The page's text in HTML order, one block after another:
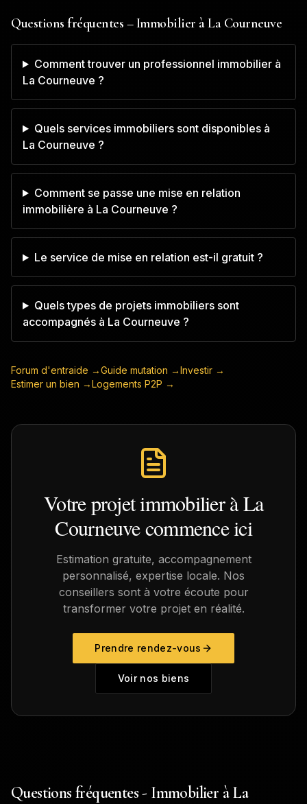
Questions fréquentes – Immobilier àLa Courneuve
Comment trouver un professionnel immobilier à
La Courneuve ?
Quels services immobiliers sont disponibles à
La Courneuve ?
Comment se passe une mise en relation
immobilière à La Courneuve ?
Le service de mise en relation est-il gratuit ?
Quels types de projets immobiliers sont
accompagnés à La Courneuve ?
Forum d'entraide →Guide mutation →Investir →
Estimer un bien →Logements P2P →
Votre projet immobilier àLa
Courneuvecommence ici
Estimation gratuite, accompagnement
personnalisé, expertise locale. Nos
conseillers sont à votre écoute pour
transformer votre projet en réalité.
Prendre rendez-vous
Voir nos biens
Questions fréquentes - Immobilier à La